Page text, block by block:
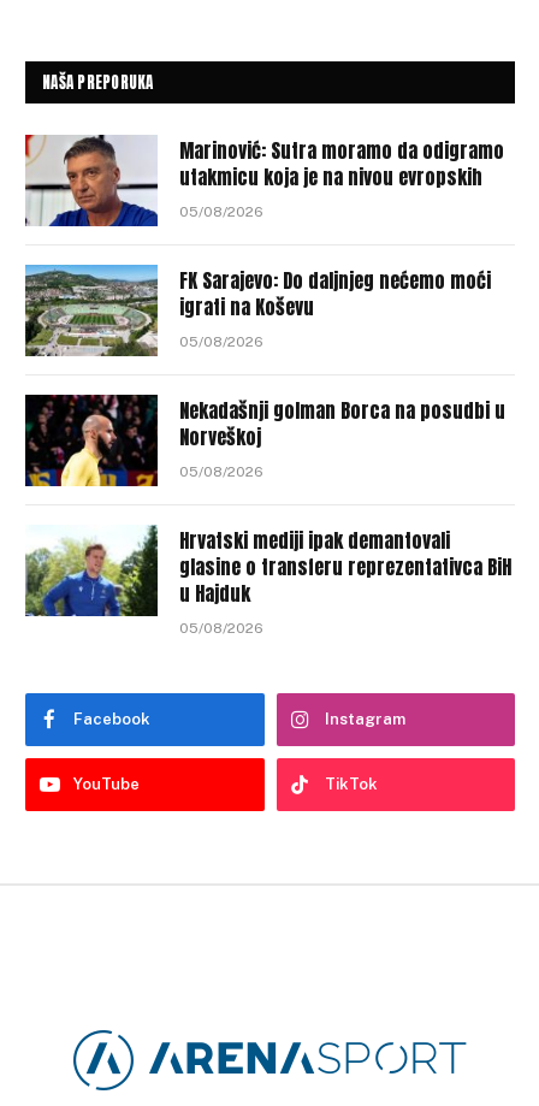
NAŠA PREPORUKA
Marinović: Sutra moramo da odigramo
utakmicu koja je na nivou evropskih
05/08/2026
FK Sarajevo: Do daljnjeg nećemo moći
igrati na Koševu
05/08/2026
Nekadašnji golman Borca na posudbi u
Norveškoj
05/08/2026
Hrvatski mediji ipak demantovali
glasine o transferu reprezentativca BiH
u Hajduk
05/08/2026
Facebook Instagram
YouTube TikTok